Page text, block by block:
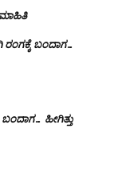
ಮಾಹಿತಿ
ಬಂದಾಗ…
ಹೀಗಿತ್ತು